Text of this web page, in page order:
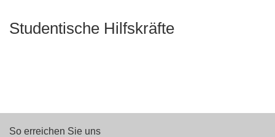
Studentische Hilfskräfte
So erreichen Sie uns